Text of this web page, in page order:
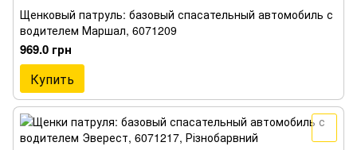
Щенковый патруль: базовый спасательный автомобиль с
водителем Маршал, 6071209
969.0 грн
Купить